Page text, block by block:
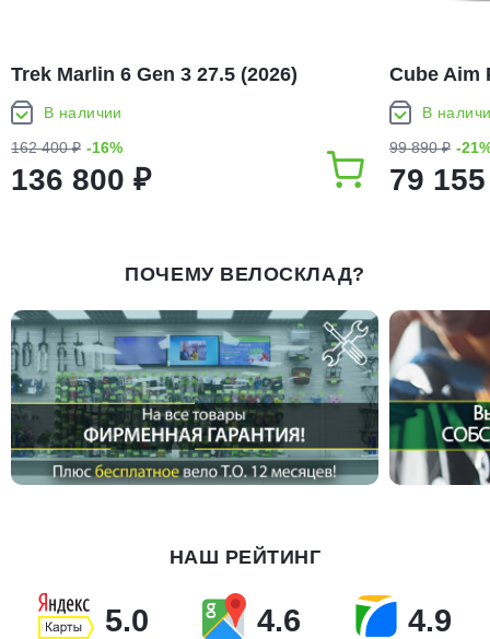
Trek Marlin 6 Gen 3 27.5 (2026)
В наличии
162 400 ₽ -16%
136 800 ₽
Cube Aim
В
99 890 ₽ -
79
ПОЧЕМУ ВЕЛОСКЛАД?
НАШ РЕЙТИНГ
5.0 4.6 4.9